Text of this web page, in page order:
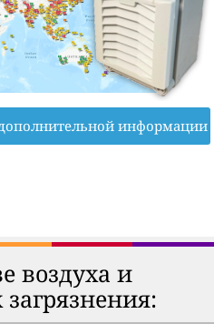
информации
воздуха и